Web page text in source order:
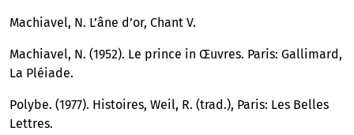
Machiavel, N. L’âne d’or, Chant V.
Machiavel, N. (1952). Le prince in Œuvres. Paris: Gallimard,
La Pléiade.
Polybe. (1977). Histoires, Weil, R. (trad.), Paris: Les Belles
Lettres.